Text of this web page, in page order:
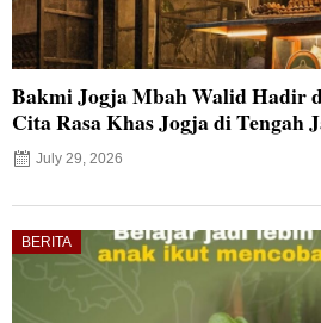
Bakmi Jogja Mbah Walid Hadir
Cita Rasa Khas Jogja di Tengah
July 29, 2026
BERITA